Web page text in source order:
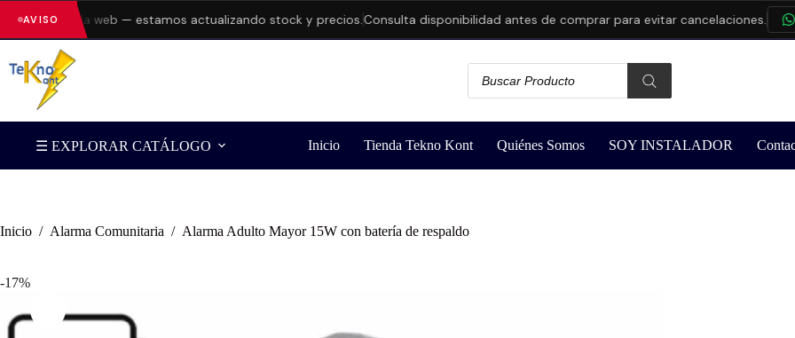
AVISO
en la web — estamos actualizando stock y precios.Consulta disponibilidad antes de comprar para evitar cancelaciones.
☰ EXPLORAR CATÁLOGO Inicio Tienda Tekno Kont Quiénes Somos SOY INSTALADOR
Inicio / Alarma Comunitaria / Alarma Adulto Mayor 15W con batería de respaldo
-17%